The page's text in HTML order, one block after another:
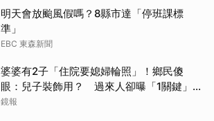
明天會放颱風假嗎？8縣市達「停班課標
準」
EBC 東森新聞
婆婆有2子「住院要媳婦輪照」！鄉民傻
眼：兒子裝飾用？ 過來人卻曝「1關鍵」才
做決定
鏡報